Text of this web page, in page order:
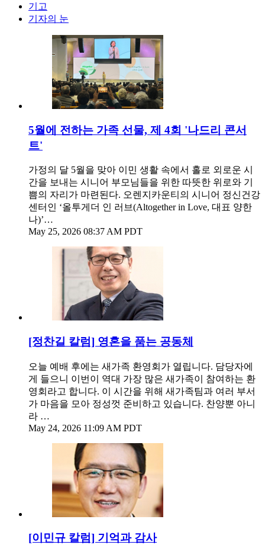
기고
기자의 눈
5월에 전하는 가족 선물, 제 4회 '나드리 콘서
트'
가정의 달 5월을 맞아 이민 생활 속에서 홀로 외로운 시
간을 보내는 시니어 부모님들을 위한 따뜻한 위로와 기
쁨의 자리가 마련된다. 오렌지카운티의 시니어 정신건강
센터인 ‘올투게더 인 러브(Altogether in Love, 대표 양한
나)’…
May 25, 2026 08:37 AM PDT
[정찬길 칼럼] 영혼을 품는 공동체
오늘 예배 후에는 새가족 환영회가 열립니다. 담당자에
게 들으니 이번이 역대 가장 많은 새가족이 참여하는 환
영회라고 합니다. 이 시간을 위해 새가족팀과 여러 부서
가 마음을 모아 정성껏 준비하고 있습니다. 찬양뿐 아니
라 …
May 24, 2026 11:09 AM PDT
[이민규 칼럼] 기억과 감사